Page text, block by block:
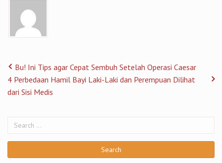
Bu! Ini Tips agar Cepat Sembuh Setelah Operasi Caesar
4 Perbedaan Hamil Bayi Laki-Laki dan Perempuan Dilihat
dari Sisi Medis